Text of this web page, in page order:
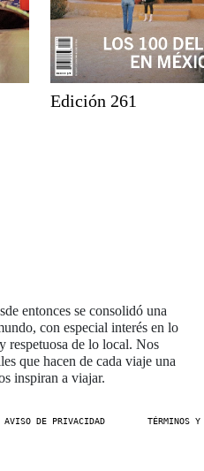
Edición 261
entonces se consolidó una
con especial interés en lo
respetuosa de lo local. Nos
que hacen de cada viaje una
inspiran a viajar.
AVISO DE PRIVACIDAD TÉRMINOS Y